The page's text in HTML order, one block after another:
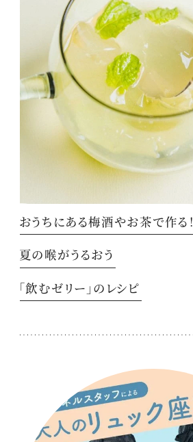
おうちにある梅酒やお茶で作る！
夏の喉がうるおう
「飲むゼリー」のレシピ